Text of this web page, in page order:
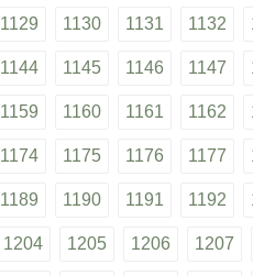
1129 1130 1131 1132
1144 1145 1146 1147
1159 1160 1161 1162
1174 1175 1176 1177
1189 1190 1191 1192
1204 1205 1206 1207